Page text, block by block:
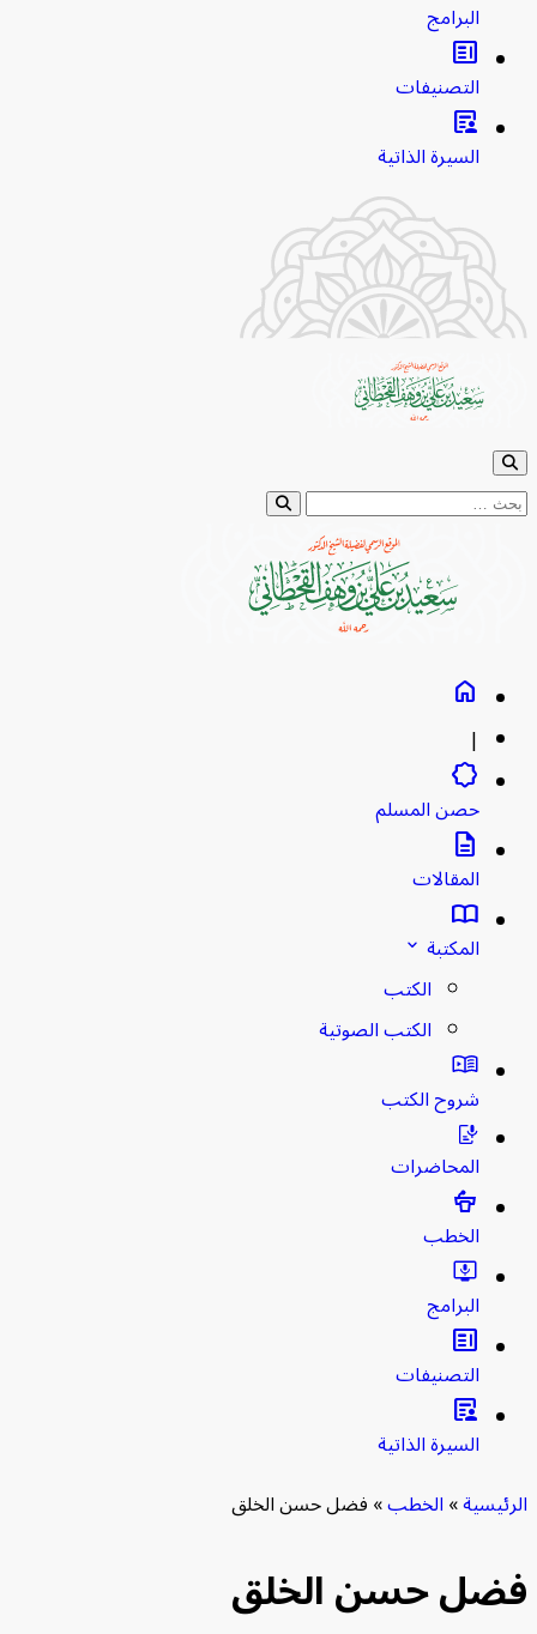
البرامج
clarify
التصنيفات
article_person
السيرة الذاتية
عن:
home
brightness_empty
حصن المسلم
description
المقالات
import_contacts
المكتبةstat_minus_1
الكتب
الكتب الصوتية
شروح الكتب
المحاضرات
الخطب
البرامج
clarify
التصنيفات
article_person
السيرة الذاتية
»الخطب»فضل حسن الخلق
حسن الخلق